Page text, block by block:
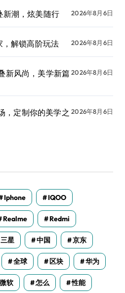
新潮，炫美随行 2026年8月6日
，解锁高阶玩法 2026年8月6日
新风尚，美学新篇 2026年8月6日
，定制你的美学之 2026年8月6日
Iphone IQOO
Realme Redmi
三星 中国 京东
全球 区块 华为
微软 怎么 性能